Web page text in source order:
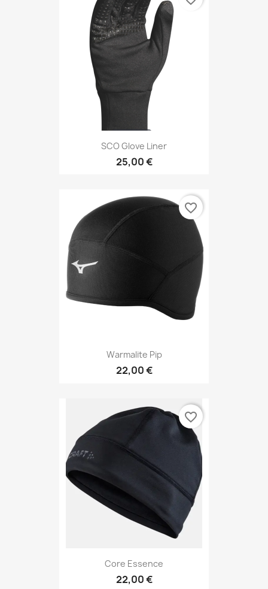
SCO Glove Liner
25,00 €
Warmalite Pip
22,00 €
favorite_border
Core Essence
22,00 €
favorite_border